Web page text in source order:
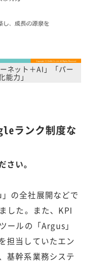
ネット＋AI」「パー
能力」
ランク制度な
い。
の全社展開などで
した。また、KPI
ールの「Argus」
担当していたエン
基幹系業務システ